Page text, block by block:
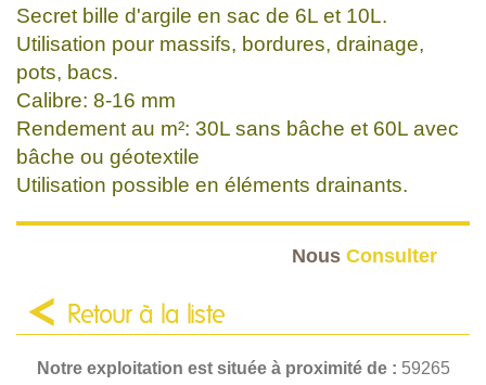
Secret bille d'argile en sac de 6L et 10L.
Utilisation pour massifs, bordures, drainage,
pots, bacs.
Calibre: 8-16 mm
Rendement au m²: 30L sans bâche et 60L avec
bâche ou géotextile
Utilisation possible en éléments drainants.
Nous Consulter
Retour à la liste
Notre exploitation est située à proximité de : 59265